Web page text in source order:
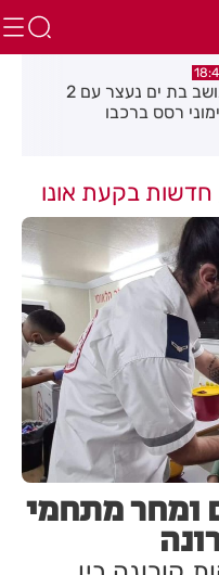
תושב בת ים נעצר עם 2
רסס ברכבו
חדשות בקעת אונו
ומחר מתחמי